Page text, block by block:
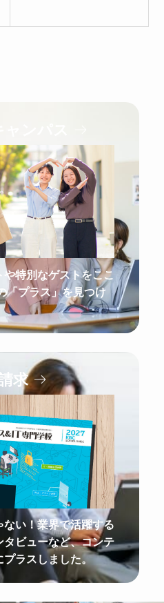
ンパス
特別なゲストをここ
「プラス」を見つけ
求
い！業界で活躍する
ビューなど、コンテ
ラスしました。